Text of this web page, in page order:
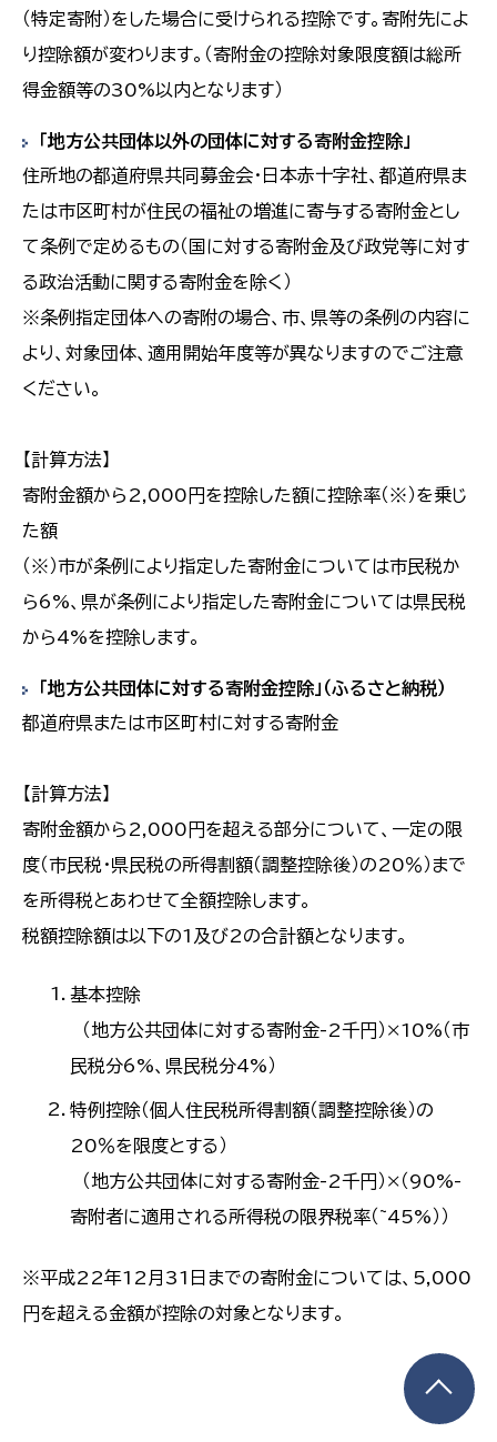
（特定寄附）をした場合に受けられる控除です。寄附先によ
り控除額が変わります。（寄附金の控除対象限度額は総所
得金額等の30%以内となります）
「地方公共団体以外の団体に対する寄附金控除」
住所地の都道府県共同募金会・日本赤十字社、都道府県ま
たは市区町村が住民の福祉の増進に寄与する寄附金とし
て条例で定めるもの（国に対する寄附金及び政党等に対す
る政治活動に関する寄附金を除く）
※条例指定団体への寄附の場合、市、県等の条例の内容に
より、対象団体、適用開始年度等が異なりますのでご注意
ください。
【計算方法】
寄附金額から2,000円を控除した額に控除率（※）を乗じ
た額
（※）市が条例により指定した寄附金については市民税か
ら6%、県が条例により指定した寄附金については県民税
から4%を控除します。
「地方公共団体に対する寄附金控除」（ふるさと納税）
都道府県または市区町村に対する寄附金
【計算方法】
寄附金額から2,000円を超える部分について、一定の限
度（市民税・県民税の所得割額（調整控除後）の20％）まで
を所得税とあわせて全額控除します。
税額控除額は以下の1及び2の合計額となります。
基本控除
（地方公共団体に対する寄附金-2千円）×10%（市
民税分6%、県民税分4%）
特例控除（個人住民税所得割額（調整控除後）の
20％を限度とする）
（地方公共団体に対する寄附金-2千円）×（90%-
寄附者に適用される所得税の限界税率（~45%））
※平成22年12月31日までの寄附金については、5,000
円を超える金額が控除の対象となります。